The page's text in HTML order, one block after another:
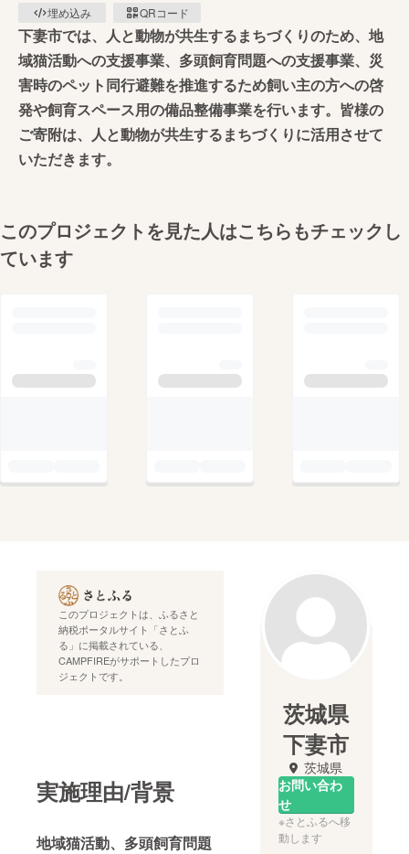
埋め込み
QRコード
下妻市では、人と動物が共生するまちづくりのため、地
域猫活動への支援事業、多頭飼育問題への支援事業、災
害時のペット同行避難を推進するため飼い主の方への啓
発や飼育スペース用の備品整備事業を行います。皆様の
ご寄附は、人と動物が共生するまちづくりに活用させて
いただきます。
このプロジェクトを見た人はこちらもチェックし
ています
このプロジェクトは、ふるさと
納税ポータルサイト「さとふ
る」に掲載されている、
CAMPFIREがサポートしたプロ
ジェクトです。
実施理由/背景
地域猫活動、多頭飼育問題
茨城県
下妻市
茨城県
お問い合わ
せ
※さとふるへ移
動します